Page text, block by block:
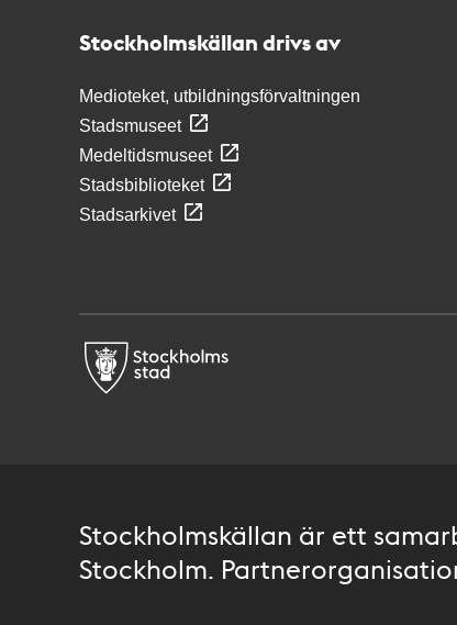
Stockholmskällan drivs av
Medioteket, utbildningsförvaltningen
Stadsmuseet
Medeltidsmuseet
Stadsbiblioteket
Stadsarkivet
Stockholmskällan är ett
Stockholm.